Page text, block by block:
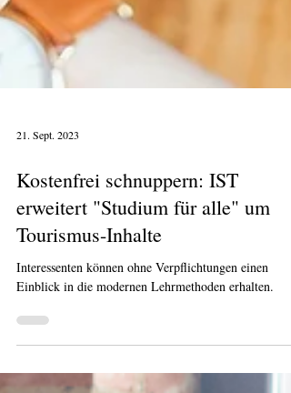
Kostenfrei schnuppern: IST
erweitert "Studium für alle" um
Tourismus-Inhalte
Interessenten können ohne Verpflichtungen einen